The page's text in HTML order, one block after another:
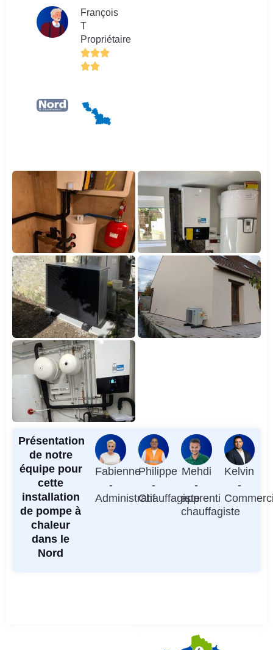
François
T
Propriétaire
Présentation
de notre
équipe pour
cette
installation
de pompe à
chaleur
dans le
Nord
Fabienne
-
Administratif
Philippe
-
Chauffagiste
Mehdi
-
apprenti
chauffagiste
Kelvin
-